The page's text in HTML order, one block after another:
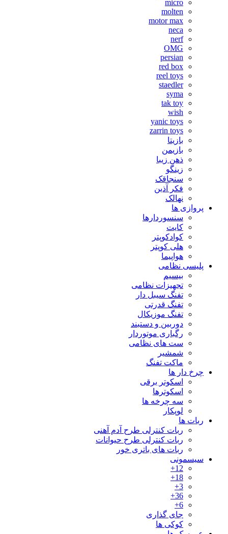
micro
molten
motor max
neca
nerf
OMG
persian
red box
reel toys
staedler
syma
tak toy
wish
yanic toys
zarrin toys
بازیتا
بازیمن
ذهن زیبا
زینگو
سنجاقک
فکر آذین
نهالک
پروازی ها
سنسوردارها
کایت
کوادکوپتر
هلی کوپتر
هواپیما
پلیسی نظامی
بیسیم
تجهیزات نظامی
تفنگ سیبل دار
تفنگ قدرتی
تفنگ موزیکال
دوربین و دستبند
رگباری موتوردار
ست های نظامی
شمشیر
ماکت تفنگ
چرخ دار ها
اسکوتر برقی
اسکوترها
سه چرخه ها
لوپکار
ربات ها
ربات کنترلی طرح آدم آهنی
ربات کنترلی طرح حیوانات
ربات های باتری خور
سیسمونی
12+
18+
3+
36+
6+
جای گذاری
کوکی ها